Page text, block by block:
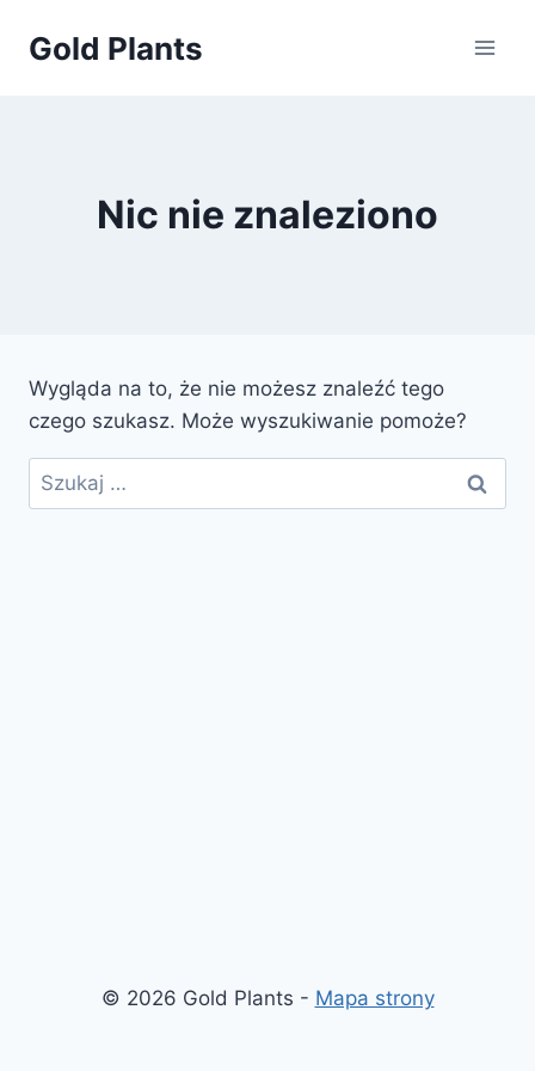
Gold Plants
Nic nie znaleziono
Wygląda na to, że nie możesz znaleźć tego
czego szukasz. Może wyszukiwanie pomoże?
Szukaj:
© 2026 Gold Plants - Mapa strony